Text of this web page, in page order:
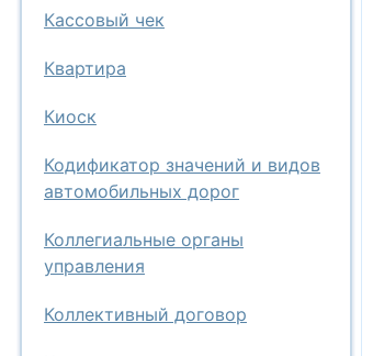
Кассовый чек
Квартира
Киоск
Кодификатор значений и видов
автомобильных дорог
Коллегиальные органы
управления
Коллективный договор